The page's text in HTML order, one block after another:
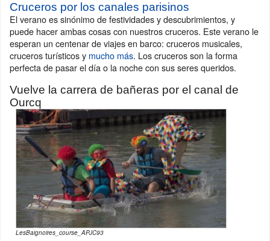
Cruceros por los canales parisinos
El verano es sinónimo de festividades y descubrimientos, y
puede hacer ambas cosas con nuestros cruceros. Este verano le
esperan un centenar de viajes en barco: cruceros musicales,
cruceros turísticos y mucho más. Los cruceros son la forma
perfecta de pasar el día o la noche con sus seres queridos.
Vuelve la carrera de bañeras por el canal de
Ourcq
LesBaignoires_course_APJC93